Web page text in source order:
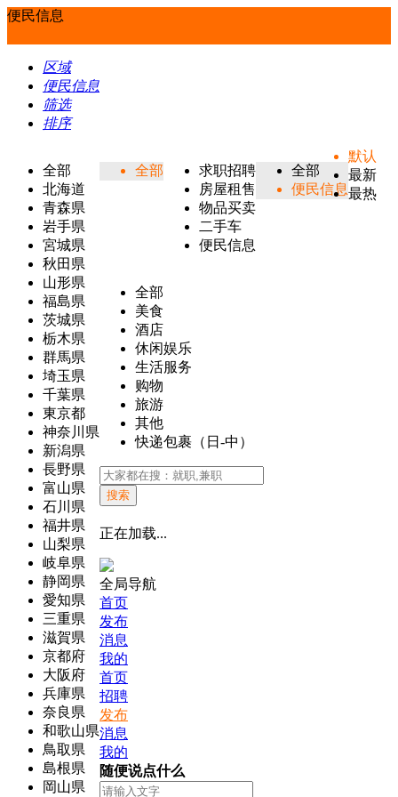
便民信息
区域
便民信息
筛选
排序
全部
北海道
青森県
岩手県
宮城県
秋田県
山形県
福島県
茨城県
栃木県
群馬県
埼玉県
千葉県
東京都
神奈川県
新潟県
長野県
富山県
石川県
福井県
山梨県
岐阜県
静岡県
愛知県
三重県
滋賀県
京都府
大阪府
兵庫県
奈良県
和歌山県
鳥取県
島根県
岡山県
全部
求职招聘
房屋租售
物品买卖
二手车
便民信息
全部
便民信息
全部
美食
酒店
休闲娱乐
生活服务
购物
旅游
其他
快递包裹（日-中）
默认
最新
最热
搜索
正在加载...
全局导航
首页
发布
消息
我的
首页
招聘
发布
消息
我的
随便说点什么